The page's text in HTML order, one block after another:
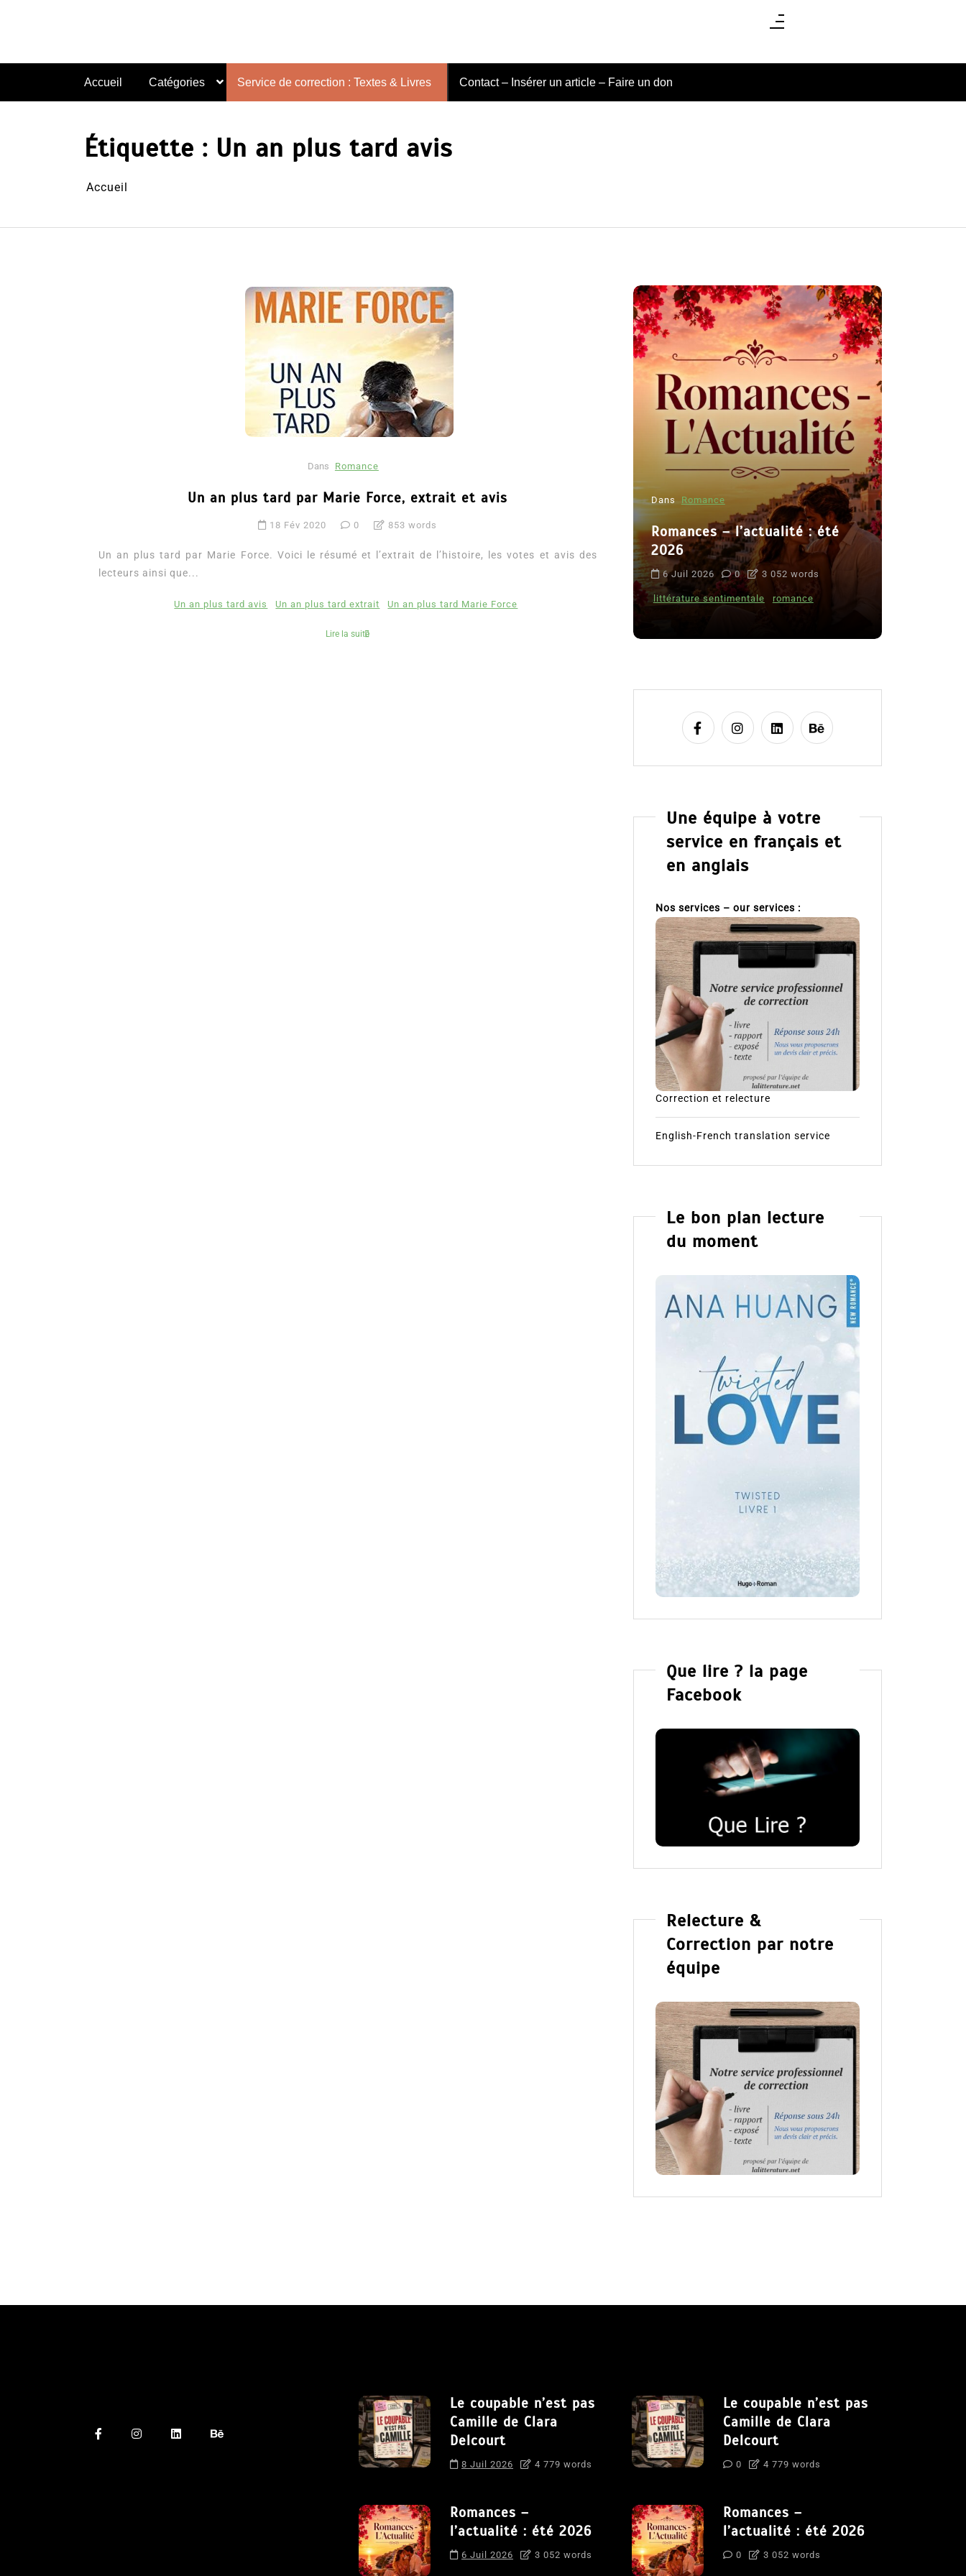
Accueil Catégories Service de correction : Textes & Livres Contact – Insérer un article – Faire un don
Étiquette : Un an plus tard avis
Accueil
Dans Romance
Un an plus tard par Marie Force, extrait et avis
18 Fév 2020 0 853 words
Un an plus tard par Marie Force. Voici le résumé et l’extrait de l’histoire, les votes et avis des
lecteurs ainsi que...
Un an plus tard avis Un an plus tard extrait Un an plus tard Marie Force
Lire la suite
Romance
Romances – l’actualité : été
2026
6 Juil 2026
littérature sentimentale romance
8 Juil 2026 0 4 779 words
Dans Romance
Romances – l’actualité : été
2026
6 Juil 2026 0 3 052 words
littérature sentimentale romance
Une équipe à votre
service en français et
en anglais
Nos services – our services :
Correction et relecture
English-French translation service
Le bon plan lecture
du moment
Que lire ? la page
Facebook
Relecture &
Correction par notre
équipe
Le coupable n’est pas
Camille de Clara
Delcourt
8 Juil 2026 4 779 words
Romances –
l’actualité : été 2026
6 Juil 2026 3 052 words
Le coupable n’est pas
Camille de Clara
Delcourt
0 4 779 words
Romances –
l’actualité : été 2026
0 3 052 words